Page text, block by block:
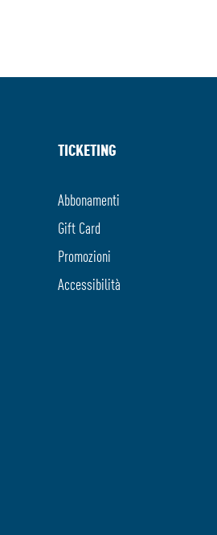
TICKETING
Abbonamenti
Gift Card
Promozioni
Accessibilità